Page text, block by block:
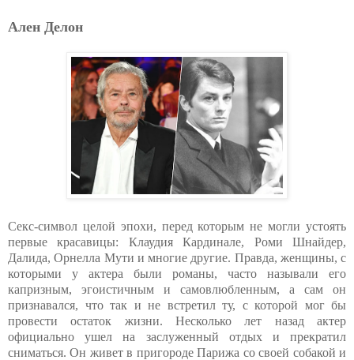
Ален Делон
Секс-символ целой эпохи, перед которым не могли устоять
первые красавицы: Клаудия Кардинале, Роми Шнайдер,
Далида, Орнелла Мути и многие другие. Правда, женщины, с
которыми у актера были романы, часто называли его
капризным, эгоистичным и самовлюбленным, а сам он
признавался, что так и не встретил ту, с которой мог бы
провести остаток жизни. Несколько лет назад актер
официально ушел на заслуженный отдых и прекратил
сниматься. Он живет в пригороде Парижа со своей собакой и